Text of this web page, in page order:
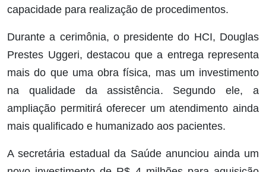
capacidade para realização de procedimentos.
Durante a cerimônia, o presidente do HCI, Douglas
Prestes Uggeri, destacou que a entrega representa
mais do que uma obra física, mas um investimento
na qualidade da assistência. Segundo ele, a
ampliação permitirá oferecer um atendimento ainda
mais qualificado e humanizado aos pacientes.
A secretária estadual da Saúde anunciou ainda um